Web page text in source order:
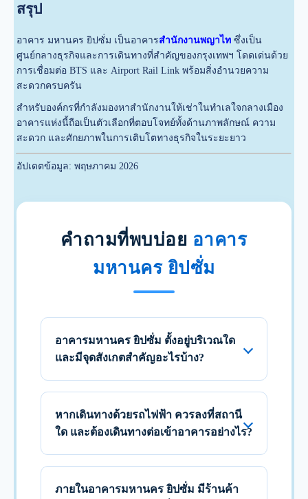
สรุป
อาคาร มหานคร ยิปซั่ม เป็นอาคารสำนักงานพญาไท ซึ่งเป็น
ศูนย์กลางธุรกิจและการเดินทางที่สำคัญของกรุงเทพฯ โดดเด่นด้วย
การเชื่อมต่อ BTS และ Airport Rail Link พร้อมสิ่งอำนวยความ
สะดวกครบครัน
สำหรับองค์กรที่กำลังมองหาสำนักงานให้เช่าในทำเลใจกลางเมือง
อาคารแห่งนี้ถือเป็นตัวเลือกที่ตอบโจทย์ทั้งด้านภาพลักษณ์ ความ
สะดวก และศักยภาพในการเติบโตทางธุรกิจในระยะยาว
อัปเดตข้อมูล: พฤษภาคม 2026
คำถามที่พบบ่อย อาคาร
มหานคร ยิปซั่ม
อาคารมหานคร ยิปซั่ม ตั้งอยู่บริเวณใด
และมีจุดสังเกตสำคัญอะไรบ้าง?
หากเดินทางด้วยรถไฟฟ้า ควรลงที่สถานี
ใด และต้องเดินทางต่อเข้าอาคารอย่างไร?
ภายในอาคารมหานคร ยิปซั่ม มีร้านค้า